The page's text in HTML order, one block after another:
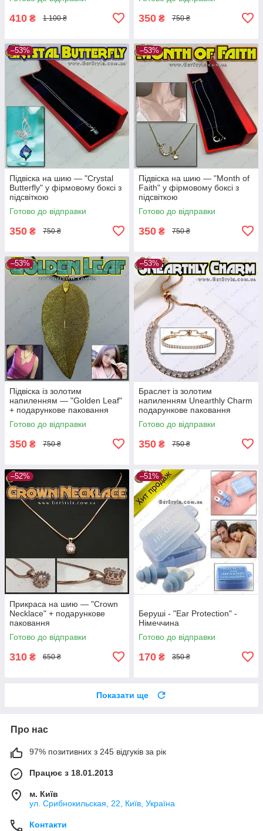
410 ₴ 1 100 ₴ 350 ₴ 750 ₴
–53%
Підвіска на шию — "Crystal
Butterfly" у фірмовому боксі з
підсвіткою
Готово до відправки
350 ₴ 750 ₴
–53%
Підвіска на шию — "Month of
Faith" у фірмовому боксі з
підсвіткою
Готово до відправки
350 ₴ 750 ₴
–53%
Підвіска із золотим
напиленням — "Golden Leaf"
+ подарункове паковання
Готово до відправки
350 ₴ 750 ₴
–53%
Браслет із золотим
напиленням Unearthly Charm
подарункове паковання
Готово до відправки
350 ₴ 750 ₴
–52%
Прикраса на шию — "Crown
Necklace" + подарункове
паковання
Готово до відправки
310 ₴ 650 ₴
–51%
Беруші - "Ear Protection" -
Німеччина
Готово до відправки
170 ₴ 350 ₴
Показати ще
Про нас
97% позитивних з 245 відгуків за рік
Працює з 18.01.2013
м. Київ
ул. Срибнокильская, 22, Київ, Україна
Контакти